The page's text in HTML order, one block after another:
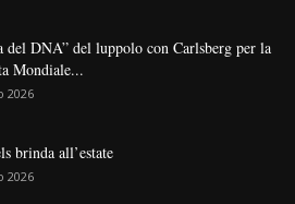
del DNA” del luppolo con Carlsberg per la
Mondiale...
2026
brinda all’estate
2026